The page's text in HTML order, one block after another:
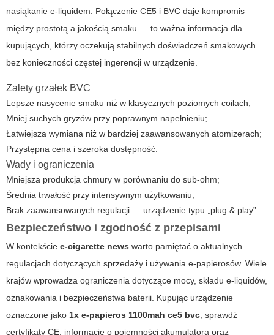
nasiąkanie e-liquidem. Połączenie CE5 i BVC daje kompromis
między prostotą a jakością smaku — to ważna informacja dla
kupujących, którzy oczekują stabilnych doświadczeń smakowych
bez konieczności częstej ingerencji w urządzenie.
Zalety grzałek BVC
Lepsze nasycenie smaku niż w klasycznych poziomych coilach;
Mniej suchych gryzów przy poprawnym napełnieniu;
Łatwiejsza wymiana niż w bardziej zaawansowanych atomizerach;
Przystępna cena i szeroka dostępność.
Wady i ograniczenia
Mniejsza produkcja chmury w porównaniu do sub-ohm;
Średnia trwałość przy intensywnym użytkowaniu;
Brak zaawansowanych regulacji — urządzenie typu „plug & play”.
Bezpieczeństwo i zgodność z przepisami
W kontekście e-cigarette news warto pamiętać o aktualnych
regulacjach dotyczących sprzedaży i używania e-papierosów. Wiele
krajów wprowadza ograniczenia dotyczące mocy, składu e-liquidów,
oznakowania i bezpieczeństwa baterii. Kupując urządzenie
oznaczone jako 1x e-papieros 1100mah ce5 bvc, sprawdź
certyfikaty CE, informacje o pojemności akumulatora oraz